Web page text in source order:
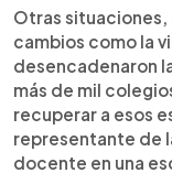
Otras
cambios como la
desencadenaron
más de mil
recuperar a esos
representante de
docente en una